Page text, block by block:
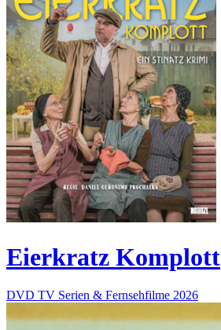
Eierkratz Komplott
DVD TV Serien & Fernsehfilme 2026